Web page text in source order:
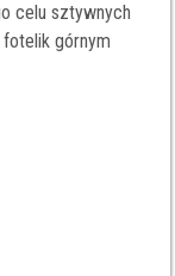
celu sztywnych
górnym